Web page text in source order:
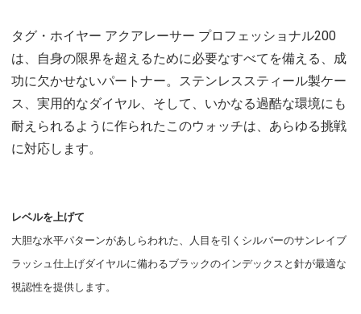
タグ・ホイヤー アクアレーサー プロフェッショナル200
は、自身の限界を超えるために必要なすべてを備える、成
功に欠かせないパートナー。ステンレススティール製ケー
ス、実用的なダイヤル、そして、いかなる過酷な環境にも
耐えられるように作られたこのウォッチは、あらゆる挑戦
に対応します。
レベルを上げて
大胆な水平パターンがあしらわれた、人目を引くシルバーのサンレイブ
ラッシュ仕上げダイヤルに備わるブラックのインデックスと針が最適な
視認性を提供します。